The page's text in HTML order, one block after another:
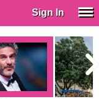
Sign In